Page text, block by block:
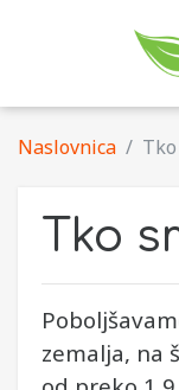
Naslovnica
Tko
zemalja, na